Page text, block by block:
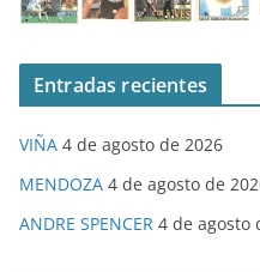
Entradas recientes
VIÑA 4 de agosto de 2026
MENDOZA 4 de agosto de
ANDRE SPENCER 4 de agosto